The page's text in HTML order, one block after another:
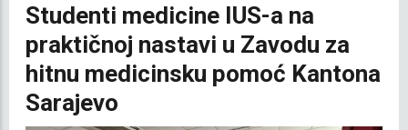
Studenti medicine IUS-a na
praktičnoj nastavi u Zavodu za
hitnu medicinsku pomoć Kantona
Sarajevo